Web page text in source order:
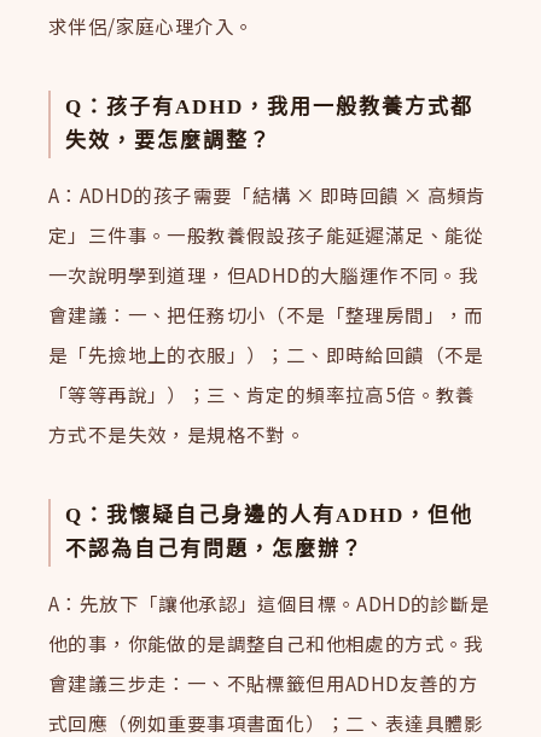
求伴侶/家庭心理介入。
Q：孩子有ADHD，我用一般教養方式都
失效，要怎麼調整？
A：ADHD的孩子需要「結構 × 即時回饋 × 高頻肯
定」三件事。一般教養假設孩子能延遲滿足、能從
一次說明學到道理，但ADHD的大腦運作不同。我
會建議：一、把任務切小（不是「整理房間」，而
是「先撿地上的衣服」）；二、即時給回饋（不是
「等等再說」）；三、肯定的頻率拉高5倍。教養
方式不是失效，是規格不對。
Q：我懷疑自己身邊的人有ADHD，但他
不認為自己有問題，怎麼辦？
A：先放下「讓他承認」這個目標。ADHD的診斷是
他的事，你能做的是調整自己和他相處的方式。我
會建議三步走：一、不貼標籤但用ADHD友善的方
式回應（例如重要事項書面化）；二、表達具體影